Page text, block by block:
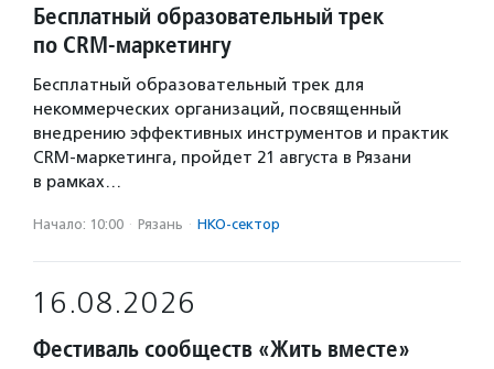
Бесплатный образовательный трек
по CRM-маркетингу
Бесплатный образовательный трек для
некоммерческих организаций, посвященный
внедрению эффективных инструментов и практик
CRM-маркетинга, пройдет 21 августа в Рязани
в рамках…
Начало: 10:00 · Рязань · НКО-сектор
16.08.2026
Фестиваль сообществ «Жить вместе»